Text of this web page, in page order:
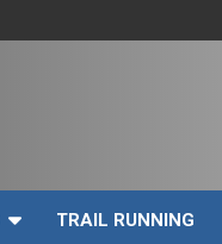
TRAIL RUNNING